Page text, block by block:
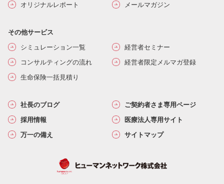
オリジナルレポート
メールマガジン
その他サービス
シミュレーション一覧
経営者セミナー
コンサルティングの流れ
経営者限定メルマガ登録
生命保険一括見積り
社長のブログ
ご契約者さま専用ページ
採用情報
医療法人専用サイト
万一の備え
サイトマップ